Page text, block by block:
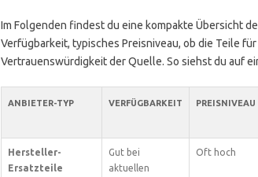
Im Folgenden findest du eine kompakte Übersicht
Verfügbarkeit, typisches Preisniveau, ob die Teile
Vertrauenswürdigkeit der Quelle. So siehst du auf
ANBIETER-TYP VERFÜGBARKEIT PREISNIVEAU
Hersteller-
Ersatzteile
Gut bei
aktuellen
Oft hoch